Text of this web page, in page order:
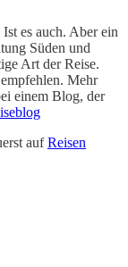
es auch. Aber ein
Süden und
Art der Reise.
Mehr
einem Blog, der
aufReisen